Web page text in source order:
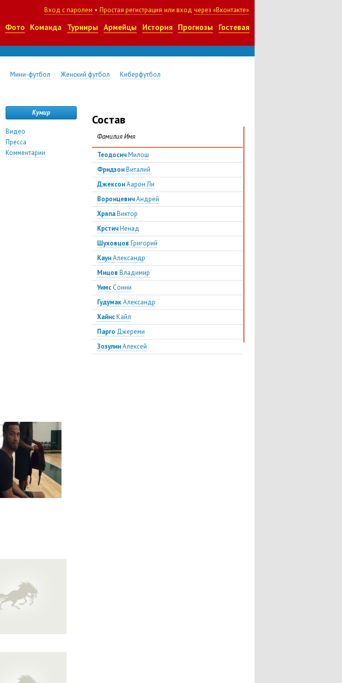
Вход с паролем • Простая регистрация или вход через «Вконтакте»
Фото Команда Турниры Армейцы История Прогнозы Гостевая
Мини-футбол Женский футбол Киберфутбол
Кумир
Видео
Пресса
Комментарии
Состав
Фамилия Имя
ТеодосичМилош
ФридзонВиталий
ДжексонАарон Ли
ВоронцевичАндрей
ХряпаВиктор
КрстичНенад
Шуховцов Григорий
КаунАлександр
Мицов Владимир
Уимс Сонни
ГудумакАлександр
ХайнсКайл
Парго Джерeми
ЗозулинАлексей